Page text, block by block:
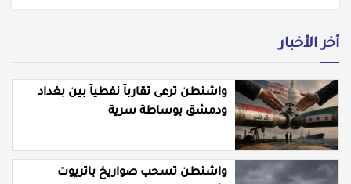
أخر الأخبار
واشنطن ترعى تقارباً نفطياً بين بغداد
ودمشق بوساطة سرية
واشنطن تسحب صواريخ باتريوت